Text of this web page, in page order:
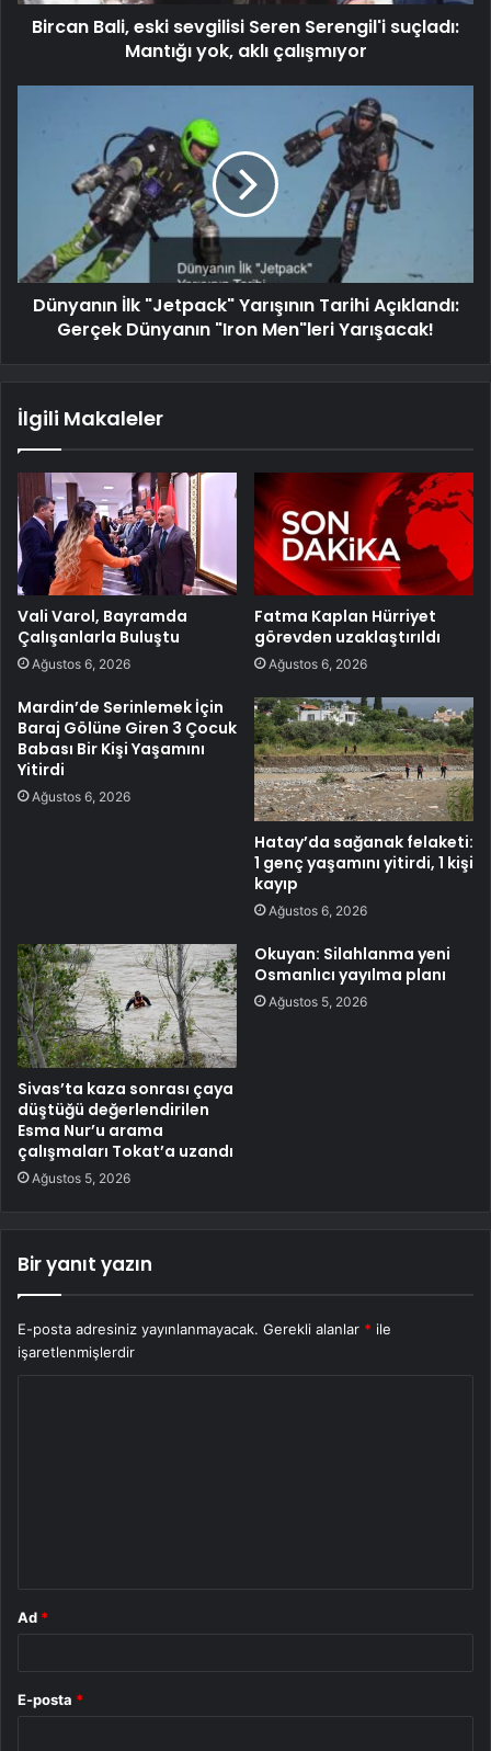
Bircan Bali, eski sevgilisi Seren Serengil'i suçladı:
Mantığı yok, aklı çalışmıyor
Dünyanın İlk "Jetpack" Yarışının Tarihi Açıklandı:
Gerçek Dünyanın "Iron Men"leri Yarışacak!
İlgili Makaleler
Vali Varol, Bayramda
Çalışanlarla Buluştu
Ağustos 6, 2026
Fatma Kaplan Hürriyet
görevden uzaklaştırıldı
Ağustos 6, 2026
Mardin’de Serinlemek İçin
Baraj Gölüne Giren 3 Çocuk
Babası Bir Kişi Yaşamını
Yitirdi
Ağustos 6, 2026
Hatay’da sağanak felaketi:
1 genç yaşamını yitirdi, 1 kişi
kayıp
Ağustos 6, 2026
Sivas’ta kaza sonrası çaya
düştüğü değerlendirilen
Esma Nur’u arama
çalışmaları Tokat’a uzandı
Ağustos 5, 2026
Okuyan: Silahlanma yeni
Osmanlıcı yayılma planı
Ağustos 5, 2026
Bir yanıt yazın
E-posta adresiniz yayınlanmayacak. Gerekli alanlar * ile
işaretlenmişlerdir
Ad *
E-posta *